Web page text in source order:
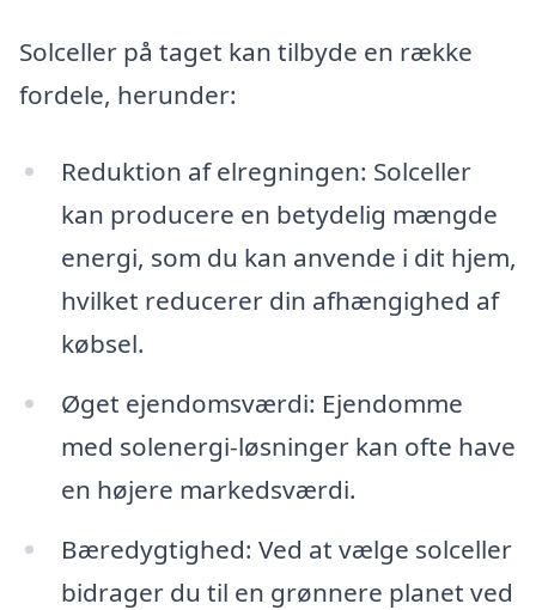
Solceller på taget kan tilbyde en række
fordele, herunder:
Reduktion af elregningen: Solceller
kan producere en betydelig mængde
energi, som du kan anvende i dit hjem,
hvilket reducerer din afhængighed af
købsel.
Øget ejendomsværdi: Ejendomme
med solenergi-løsninger kan ofte have
en højere markedsværdi.
Bæredygtighed: Ved at vælge solceller
bidrager du til en grønnere planet ved